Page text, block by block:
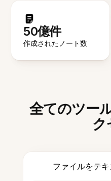
50億件
作成されたノート数
全てのツー
ク
ファイルをテ